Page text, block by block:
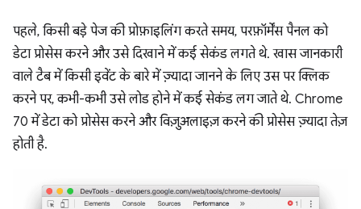
पहले, किसी बड़े पेज की प्रोफ़ाइलिंग करते समय, परफ़ॉर्मेंस पैनल को
डेटा प्रोसेस करने और उसे दिखाने में कई सेकंड लगते थे. खास जानकारी
वाले टैब में किसी इवेंट के बारे में ज़्यादा जानने के लिए उस पर क्लिक
करने पर, कभी-कभी उसे लोड होने में कई सेकंड लग जाते थे. Chrome
70 में डेटा को प्रोसेस करने और विज़ुअलाइज़ करने की प्रोसेस ज़्यादा तेज़
होती है.